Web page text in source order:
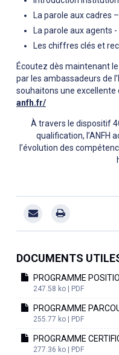
La parole aux cadres
La parole aux agents
Les chiffres clés et
Écoutez dès maintenant
par les ambassadeurs de
souhaitons une excellente
anfh.fr/
À travers le dispositif
qualification, l’ANFH
l’évolution des
DOCUMENTS
PROGRAMME
247.58 ko | PDF
PROGRAMME
255.77 ko | PDF
PROGRAMME
277.36 ko | PDF